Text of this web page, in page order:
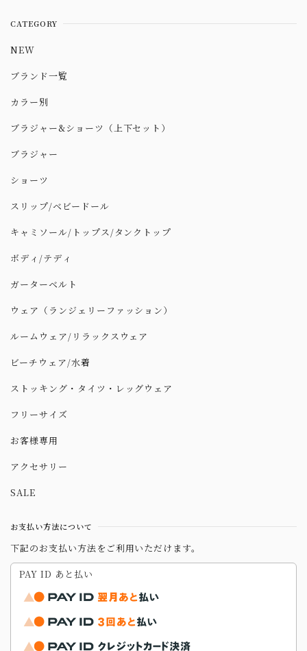
CATEGORY
NEW
ブランド一覧
カラー別
ブラジャー&ショーツ（上下セット）
ブラジャー
ショーツ
スリップ/ベビードール
キャミソール/トップス/タンクトップ
ボディ/テディ
ガーターベルト
ウェア（ランジェリーファッション）
ルームウェア/リラックスウェア
ビーチウェア/水着
ストッキング・タイツ・レッグウェア
フリーサイズ
お客様専用
アクセサリー
SALE
お支払い方法について
下記のお支払い方法をご利用いただけます。
PAY ID あと払い